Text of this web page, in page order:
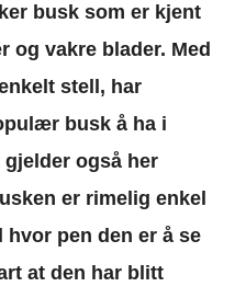
busk som er kjent
og vakre blader. Med
t stell, har
busk å ha i
gjelder også her
er rimelig enkel
pen den er å se
at den har blitt